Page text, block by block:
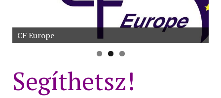
CF Europe
Segíthetsz!